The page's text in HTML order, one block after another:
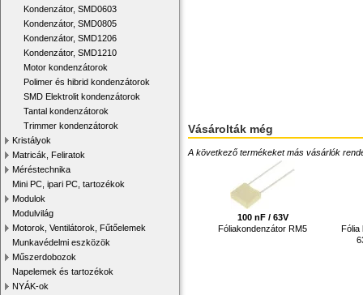
Kondenzátor, SMD0603
Kondenzátor, SMD0805
Kondenzátor, SMD1206
Kondenzátor, SMD1210
Motor kondenzátorok
Polimer és hibrid kondenzátorok
SMD Elektrolit kondenzátorok
Tantal kondenzátorok
Trimmer kondenzátorok
Kristályok
Matricák, Feliratok
Méréstechnika
Mini PC, ipari PC, tartozékok
Modulok
Modulvilág
Motorok, Ventilátorok, Fűtőelemek
Munkavédelmi eszközök
Műszerdobozok
Napelemek és tartozékok
NYÁK-ok
Vásárolták még
A következő termékeket más vásárlók
100 nF / 63V
Fóliakondenzátor RM5
Fólia